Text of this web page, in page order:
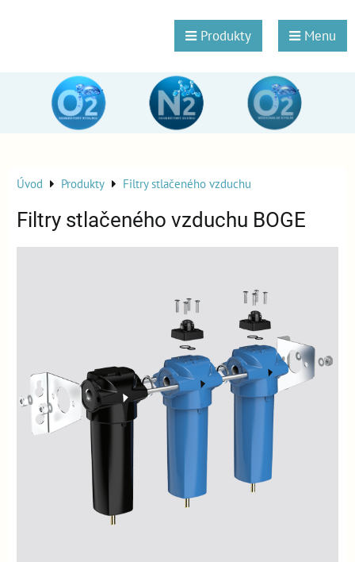
Produkty Menu
Úvod Produkty Filtry stlačeného vzduchu
Filtry stlačeného vzduchu BOGE